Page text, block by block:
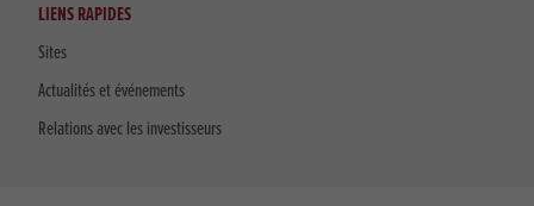
LIENS RAPIDES
Sites
Actualités et événements
Relations avec les investisseurs